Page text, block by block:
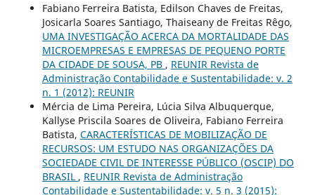
Fabiano Ferreira Batista, Edilson Chaves de Freitas,
Josicarla Soares Santiago, Thaiseany de Freitas Rêgo,
UMA INVESTIGAÇÃO ACERCA DA MORTALIDADE DAS
MICROEMPRESAS E EMPRESAS DE PEQUENO PORTE
DA CIDADE DE SOUSA, PB , REUNIR Revista de
Administração Contabilidade e Sustentabilidade: v. 2
n. 1 (2012): REUNIR
Mércia de Lima Pereira, Lúcia Silva Albuquerque,
Kallyse Priscila Soares de Oliveira, Fabiano Ferreira
Batista, CARACTERÍSTICAS DE MOBILIZAÇÃO DE
RECURSOS: UM ESTUDO NAS ORGANIZAÇÕES DA
SOCIEDADE CIVIL DE INTERESSE PÚBLICO (OSCIP) DO
BRASIL , REUNIR Revista de Administração
Contabilidade e Sustentabilidade: v. 5 n. 3 (2015):